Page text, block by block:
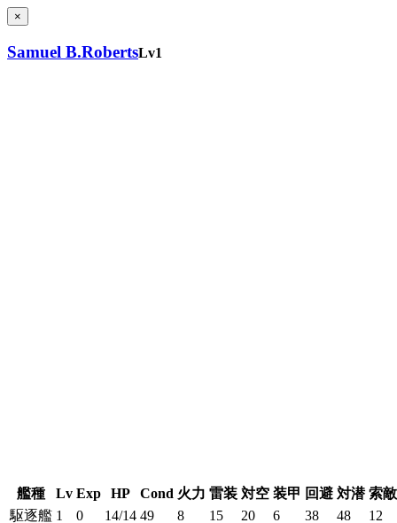
×
Samuel B.RobertsLv1
艦種 Lv Exp HP Cond 火力 雷装 対空 装甲 回避 対潜 索敵
駆逐艦 1 0 14/14 49 8 15 20 6 38 48 12